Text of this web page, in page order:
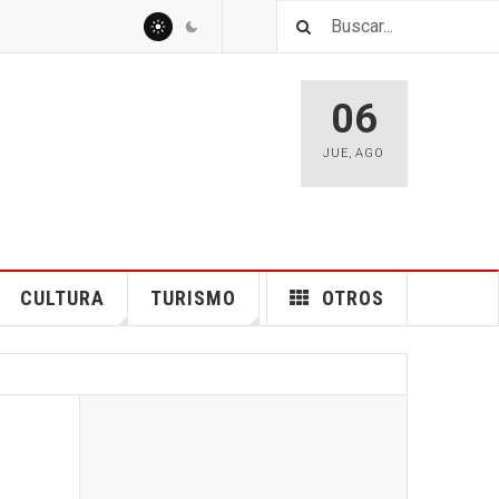
06
JUE,AGO
CULTURA TURISMO OTROS